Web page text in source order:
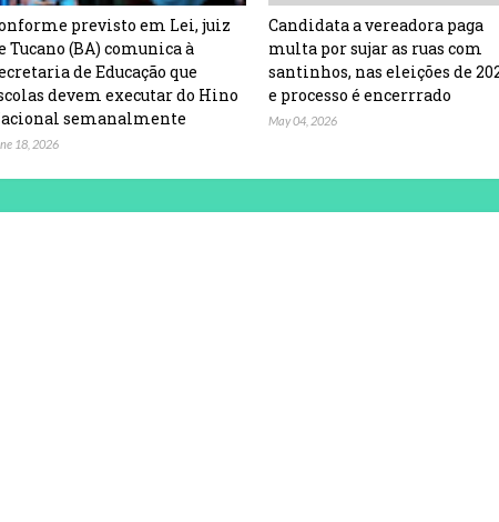
previsto em Lei, juiz
Tucano (BA) comunica à
de Educação que
devem executar do Hino
semanalmente
18, 2026
Candidata a vereadora paga
multa por sujar as ruas com
santinhos, nas eleições de
e processo é encerrrado
May 04, 2026